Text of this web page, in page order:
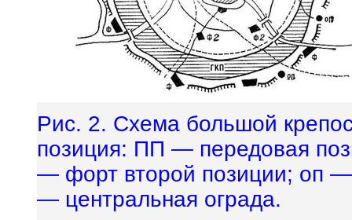
Рис. 2. Схема большой
позиция: ПП — передовая
— форт второй позиции; оп
— центральная ограда.